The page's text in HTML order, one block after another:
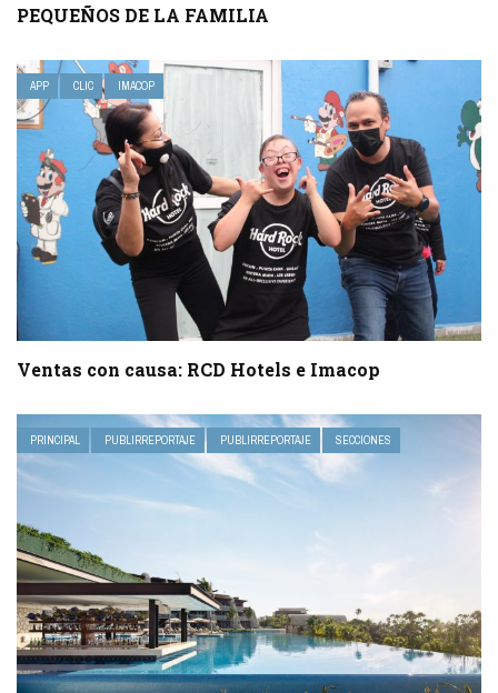
PEQUEÑOS DE LA FAMILIA
APP CLIC IMACOP
Ventas con causa: RCD Hotels e Imacop
PRINCIPAL PUBLIRREPORTAJE PUBLIRREPORTAJE SECCIONES